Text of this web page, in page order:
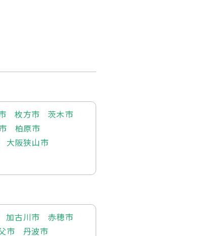
枚方市
茨木市
柏原市
大阪狭山市
加古川市
赤穂市
市
丹波市